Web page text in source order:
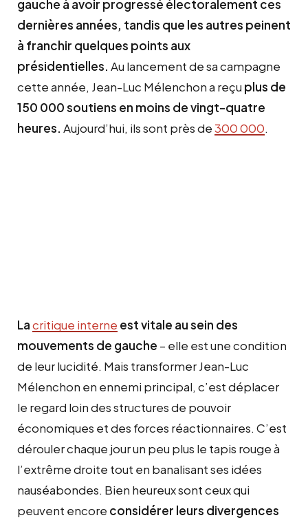
gauche à avoir progressé électoralement ces
dernières années, tandis que les autres peinent
à franchir quelques points aux
présidentielles. Au lancement de sa campagne
cette année, Jean-Luc Mélenchon a reçu plus de
150 000 soutiens en moins de vingt-quatre
heures. Aujourd’hui, ils sont près de300 000.
Lacritique interne est vitale au sein des
mouvements de gauche – elle est une condition
de leur lucidité. Mais transformer Jean-Luc
Mélenchon en ennemi principal, c’est déplacer
le regard loin des structures de pouvoir
économiques et des forces réactionnaires. C’est
dérouler chaque jour un peu plus le tapis rouge à
l’extrême droite tout en banalisant ses idées
nauséabondes. Bien heureux sont ceux qui
peuvent encore considérer leurs divergences